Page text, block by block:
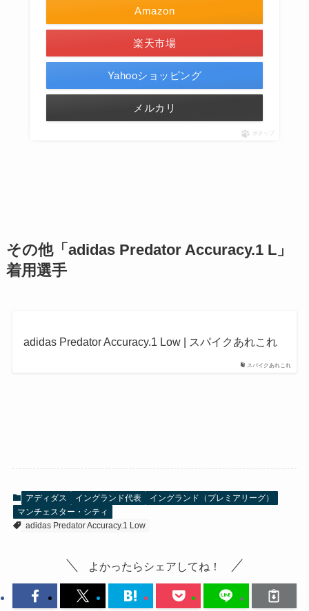
Amazon
楽天市場
Yahooショッピング
メルカリ
ポチップ
その他「adidas Predator Accuracy.1 L」
着用選手
スパイクあれこれ
adidas Predator Accuracy.1 Low | スパイクあれこれ
アディダス イングランド代表
イングランド（プレミアリーグ）
マンチェスター・シティ
adidas Predator Accuracy.1 Low
よかったらシェアしてね！